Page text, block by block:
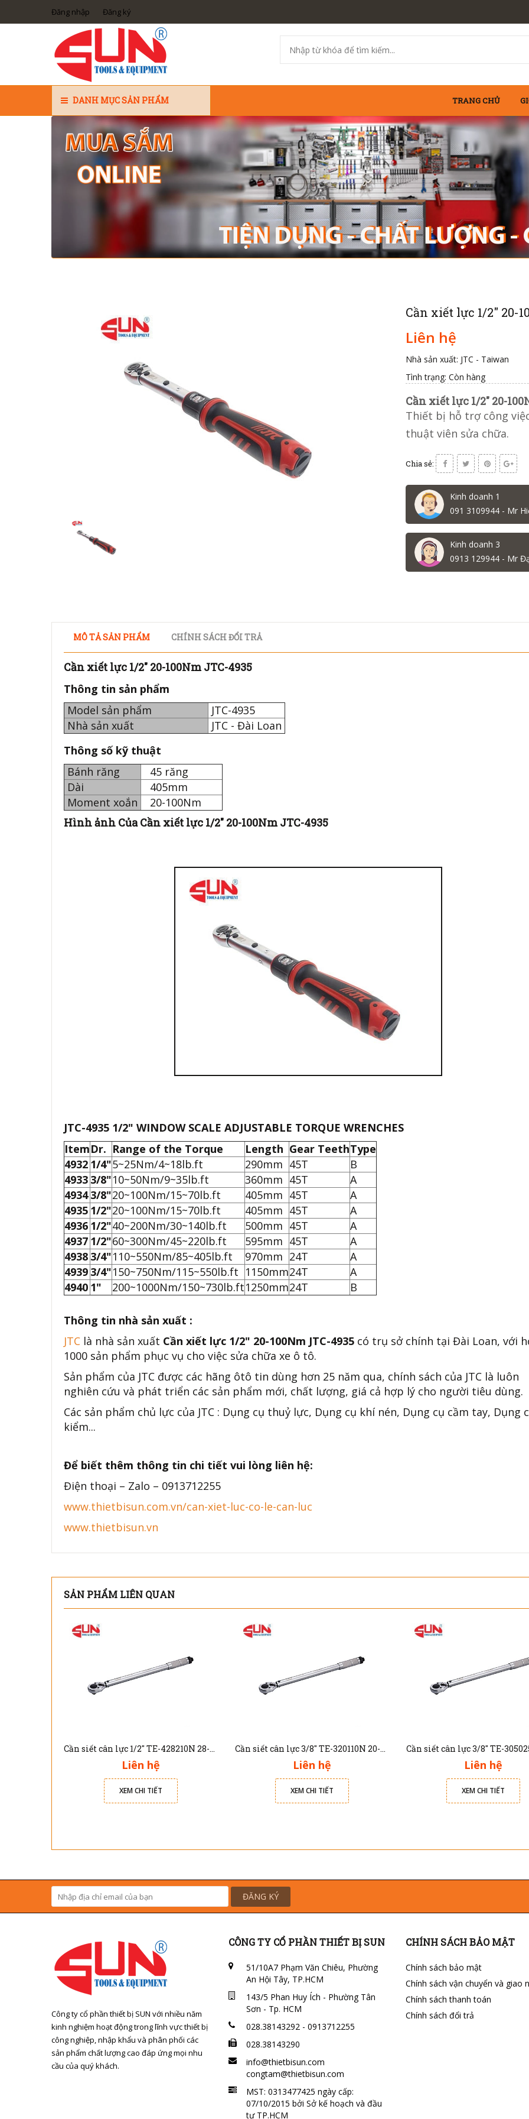
Đăng nhập Đăng ký
DANH MỤC SẢN PHẨM TRANG CHỦ
Cần xiết lực 1/2" 20-
Liên hệ
Nhà sản xuất: JTC - Taiwan
Tình trạng: Còn hàng
Cần xiết lực 1/2" 20-
Thiết bị hỗ trợ công
thuật viên sửa chữa.
Chia sẻ:
Kinh doanh 1
091 3109944 - Mr
Kinh doanh 3
0913 129944 - Mr
MÔ TẢ SẢN PHẨM CHÍNH SÁCH ĐỔI TRẢ
Cần xiết lực 1/2" 20-100Nm JTC-4935
Thông tin sản phẩm
Model sản phẩm
JTC-4935
Nhà sản xuất
JTC - Đài Loan
Thông số kỹ thuật
Bánh răng
45 răng
Dài
405mm
Moment xoắn
20-100Nm
Hình ảnh Của Cần xiết lực 1/2" 20-100Nm JTC-4935
JTC-4935 1/2" WINDOW SCALE ADJUSTABLE TORQUE WRENCHES
ItemDr. Range of the Torque Length Gear TeethType
4932 1/4"5~25Nm/4~18lb.ft 290mm 45T
B
4933 3/8"10~50Nm/9~35lb.ft 360mm 45T
A
4934 3/8"20~100Nm/15~70lb.ft 405mm 45T
A
4935 1/2"20~100Nm/15~70lb.ft 405mm 45T
A
4936 1/2"40~200Nm/30~140lb.ft 500mm 45T
A
4937 1/2"60~300Nm/45~220lb.ft 595mm 45T
A
4938 3/4"110~550Nm/85~405lb.ft 970mm 24T
A
4939 3/4"150~750Nm/115~550lb.ft 1150mm24T
A
4940 1" 200~1000Nm/150~730lb.ft1250mm24T B
Thông tin nhà sản xuất :
JTC là nhà sản xuất Cần xiết lực 1/2" 20-100Nm JTC-4935 có trụ sở chính tại Đài Loan, với
1000 sản phẩm phục vụ cho việc sửa chữa xe ô tô.
Sản phẩm của JTC được các hãng ôtô tin dùng hơn 25 năm qua, chính sách của JTC là luôn
nghiên cứu và phát triển các sản phẩm mới, chất lượng, giá cả hợp lý cho người tiêu dùng.
Các sản phẩm chủ lực của JTC : Dụng cụ thuỷ lực, Dụng cụ khí nén, Dụng cụ cầm tay, Dụng
kiểm...
Để biết thêm thông tin chi tiết vui lòng liên hệ:
Điện thoại – Zalo – 0913712255
www.thietbisun.com.vn/can-xiet-luc-co-le-can-luc
www.thietbisun.vn
SẢN PHẨM LIÊN QUAN
Cần siết cân lực 1/2" TE-428210N 28-210Nm
Liên hệ
XEM CHI TIẾT
Cần siết cân lực 3/8" TE-320110N 20-110Nm
Liên hệ
XEM CHI TIẾT
Liên hệ
XEM CHI TIẾT
ĐĂNG KÝ
Công ty cổ phần thiết bị SUN với nhiều năm
kinh nghiệm hoạt động trong lĩnh vực thiết bị
công nghiệp, nhập khẩu và phân phối các
sản phẩm chất lượng cao đáp ứng mọi nhu
cầu của quý khách.
CÔNG TY CỔ PHẦN THIẾT BỊ SUN
51/10A7 Phạm Văn Chiêu, Phường
An Hội Tây, TP.HCM
143/5 Phan Huy Ích - Phường Tân
Sơn - Tp. HCM
028.38143292 - 0913712255
028.38143290
info@thietbisun.com
congtam@thietbisun.com
MST: 0313477425 ngày cấp:
07/10/2015 bởi Sở kế hoạch và đầu
tư TP.HCM
CHÍNH SÁCH BẢO MẬT
Chính sách bảo mật
Chính sách vận chuyển và giao
Chính sách thanh toán
Chính sách đổi trả